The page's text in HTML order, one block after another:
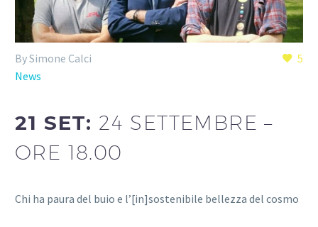
5
By Simone Calci
News
21 SET: 24 SETTEMBRE –
ORE 18.00
Chi ha paura del buio e l’[in]sostenibile bellezza del cosmo